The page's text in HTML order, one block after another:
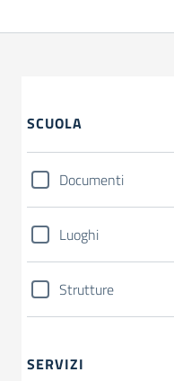
SCUOLA
Documenti
Luoghi
Strutture
SERVIZI